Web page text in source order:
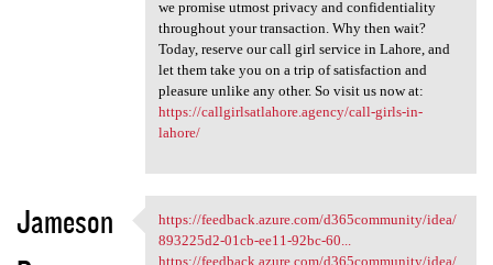
we promise utmost privacy and confidentiality
throughout your transaction. Why then wait?
Today, reserve our call girl service in Lahore, and
let them take you on a trip of satisfaction and
pleasure unlike any other. So visit us now at:
https://callgirlsatlahore.agency/call-girls-in-
lahore/
Jameson
https://feedback.azure.com
https://feedback.azure.com/d365community/idea/
893225d2-01cb-ee11-92bc-60...
https://feedback.azure.com/d365community/idea/